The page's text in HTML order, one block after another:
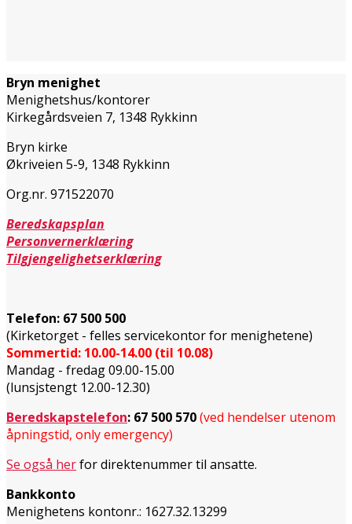
Bryn menighet
Menighetshus/kontorer
Kirkegårdsveien 7, 1348 Rykkinn
Bryn kirke
Økriveien 5-9, 1348 Rykkinn
Org.nr. 971522070
Beredskapsplan
Personvernerklæring
Tilgjengelighetserklæring
Telefon: 67 500 500
(Kirketorget - felles servicekontor for menighetene)
Sommertid: 10.00-14.00 (til 10.08)
Mandag - fredag 09.00-15.00
(lunsjstengt 12.00-12.30)
Beredskapstelefon: 67 500 570(ved hendelser utenom
åpningstid, only emergency)
Se også herfor direktenummer til ansatte.
Bankkonto
Menighetens kontonr.: 1627.32.13299